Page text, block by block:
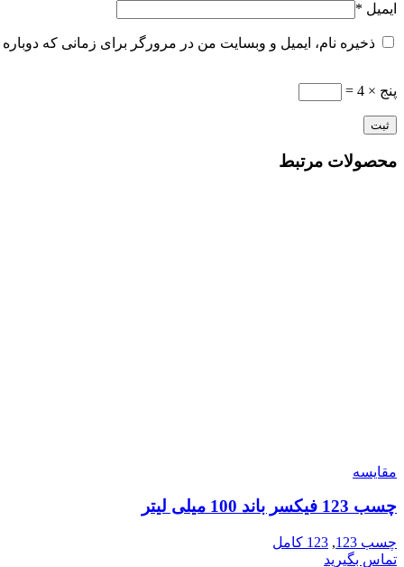
ایمیل *
ذخیره نام، ایمیل و وبسایت من در مرورگر برای زمانی که
پنج × 4 =
محصولات مرتبط
مقایسه
چسب 123 فیکسر باند 100 میلی لیتر
چسب 123 , 123 کامل
تماس بگیرید